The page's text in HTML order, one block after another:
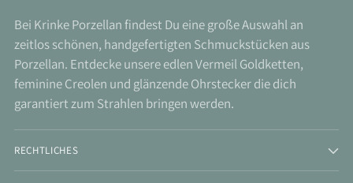
Bei Krinke Porzellan findest Du eine große Auswahl an
zeitlos schönen, handgefertigten Schmuckstücken aus
Porzellan. Entdecke unsere edlen Vermeil Goldketten,
feminine Creolen und glänzende Ohrstecker die dich
garantiert zum Strahlen bringen werden.
RECHTLICHES